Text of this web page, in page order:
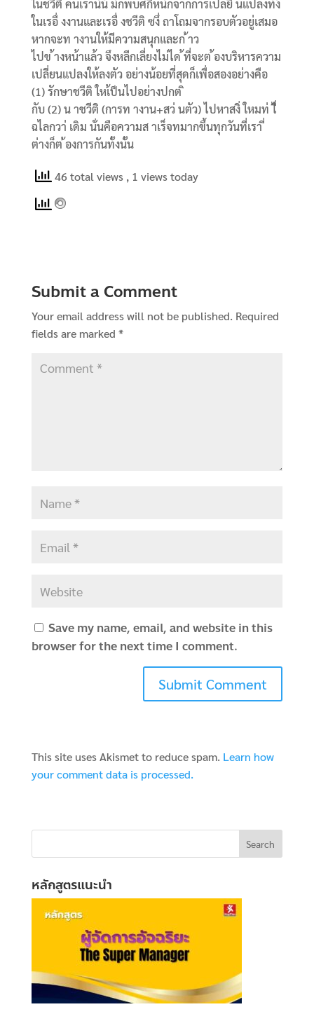
ในชวีติ คนเรานัน้ มักพบศกึหนักจากการเปลยี่ นแปลงทัง้
ในเรอื่ งงานและเรอื่ งชวีติ ซงึ่ ถาโถมจากรอบตัวอยู่เสมอ
หากจะท างานให้มีความสนุกและก ้าว
ไปข ้างหน้าแล้ว จึงหลีกเลี่ยงไม่ได ้ที่จะต ้องบริหารความ
เปลี่ยนแปลงให้ลงตัว อย่างน้อยที่สุดก็เพื่อสองอย่างคือ
(1) รักษาชวีติ ใหเ้ป็นไปอย่างปกต ิ
กับ (2) น าชวีติ (การท างาน+สว่ นตัว) ไปหาสงิ่ ใหมท่ ไี่
ฉไลกวา่ เดิม นั่นคือความส าเร็จทมากขึ้นทุกวันที่เรา ี่
ต่างก็ต ้องการกันทั้งนั้น
46 total views , 1 views today
Submit a Comment
Your email address will not be published. Required
fields are marked *
Save my name, email, and website in this
browser for the next time I comment.
This site uses Akismet to reduce spam. Learn how
your comment data is processed.
หลักสูตรแนะนำ